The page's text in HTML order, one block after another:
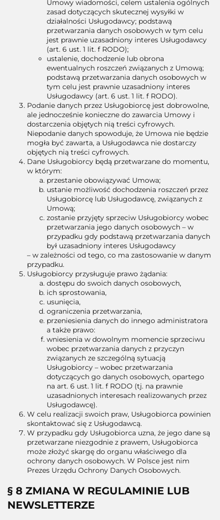
Umowy wiadomości, celem ustalenia ogólnych
zasad dotyczących skutecznej wysyłki w
działalności Usługodawcy; podstawą
przetwarzania danych osobowych w tym celu
jest prawnie uzasadniony interes Usługodawcy
(art. 6 ust. 1 lit. f RODO);
ustalenie, dochodzenie lub obrona
ewentualnych roszczeń związanych z Umową;
podstawą przetwarzania danych osobowych w
tym celu jest prawnie uzasadniony interes
Usługodawcy (art. 6 ust. 1 lit. f RODO).
Podanie danych przez Usługobiorcę jest dobrowolne,
ale jednocześnie konieczne do zawarcia Umowy i
dostarczenia objętych nią treści cyfrowych.
Niepodanie danych spowoduje, że Umowa nie będzie
mogła być zawarta, a Usługodawca nie dostarczy
objętych nią treści cyfrowych.
Dane Usługobiorcy będą przetwarzane do momentu,
w którym:
przestanie obowiązywać Umowa;
ustanie możliwość dochodzenia roszczeń przez
Usługobiorcę lub Usługodawcę, związanych z
Umową;
zostanie przyjęty sprzeciw Usługobiorcy wobec
przetwarzania jego danych osobowych – w
przypadku gdy podstawą przetwarzania danych
był uzasadniony interes Usługodawcy
– w zależności od tego, co ma zastosowanie w danym
przypadku.
Usługobiorcy przysługuje prawo żądania:
dostępu do swoich danych osobowych,
ich sprostowania,
usunięcia,
ograniczenia przetwarzania,
przeniesienia danych do innego administratora
a także prawo:
wniesienia w dowolnym momencie sprzeciwu
wobec przetwarzania danych z przyczyn
związanych ze szczególną sytuacją
Usługobiorcy – wobec przetwarzania
dotyczących go danych osobowych, opartego
na art. 6 ust. 1 lit. f RODO (tj. na prawnie
uzasadnionych interesach realizowanych przez
Usługodawcę).
W celu realizacji swoich praw, Usługobiorca powinien
skontaktować się z Usługodawcą.
W przypadku gdy Usługobiorca uzna, że jego dane są
przetwarzane niezgodnie z prawem, Usługobiorca
może złożyć skargę do organu właściwego dla
ochrony danych osobowych. W Polsce jest nim
Prezes Urzędu Ochrony Danych Osobowych.
§ 8 ZMIANA W REGULAMINIE LUB
NEWSLETTERZE